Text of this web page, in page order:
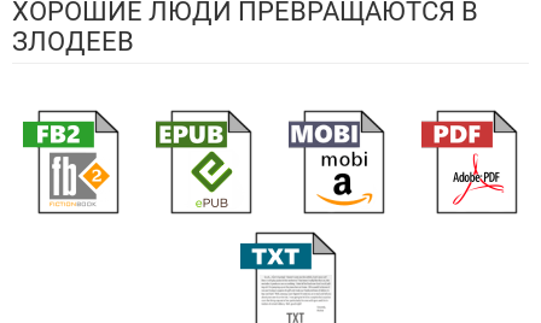
ХОРОШИЕ ЛЮДИ ПРЕВРАЩАЮТСЯ В
ЗЛОДЕЕВ